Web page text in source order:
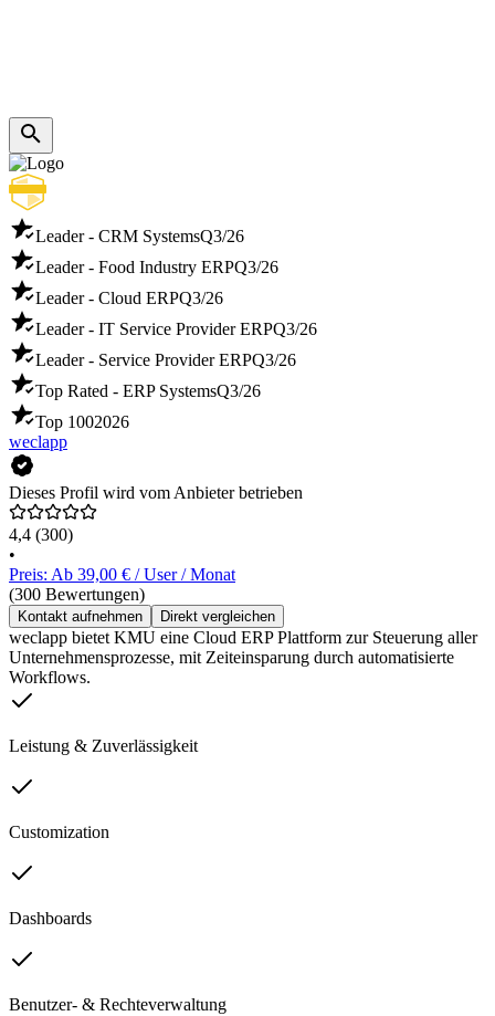
Leader - CRM SystemsQ3/26
Leader - Food Industry ERPQ3/26
Leader - Cloud ERPQ3/26
Leader - IT Service Provider ERPQ3/26
Leader - Service Provider ERPQ3/26
Top Rated - ERP SystemsQ3/26
Top 1002026
weclapp
Dieses Profil wird vom Anbieter betrieben
4,4 (300)
•
Preis: Ab 39,00 € / User / Monat
(300 Bewertungen)
Kontakt aufnehmen Direkt vergleichen
weclapp bietet KMU eine Cloud ERP Plattform zur Steuerung aller
Unternehmensprozesse, mit Zeiteinsparung durch automatisierte
Workflows.
Leistung & Zuverlässigkeit
Customization
Dashboards
Benutzer- & Rechteverwaltung